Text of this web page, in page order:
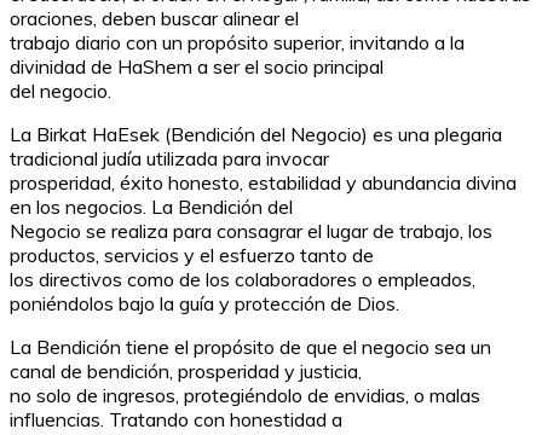
oraciones, deben buscar alinear el
trabajo diario con un propósito superior, invitando a la
divinidad de HaShem a ser el socio principal
del negocio.
La Birkat HaEsek (Bendición del Negocio) es una plegaria
tradicional judía utilizada para invocar
prosperidad, éxito honesto, estabilidad y abundancia divina
en los negocios. La Bendición del
Negocio se realiza para consagrar el lugar de trabajo, los
productos, servicios y el esfuerzo tanto de
los directivos como de los colaboradores o empleados,
poniéndolos bajo la guía y protección de Dios.
La Bendición tiene el propósito de que el negocio sea un
canal de bendición, prosperidad y justicia,
no solo de ingresos, protegiéndolo de envidias, o malas
influencias. Tratando con honestidad a